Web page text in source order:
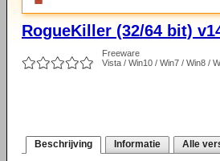
RogueKiller (32/64 bit)
Freeware
Vista / Win10 / Win7 / Win8 /
Beschrijving Informatie Alle